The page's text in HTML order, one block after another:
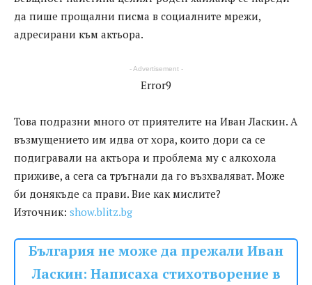
да пише прощални писма в социалните мрежи,
адресирани към актьора.
- Advertisement -
Error9
Това подразни много от приятелите на Иван Ласкин. А
възмущението им идва от хора, които дори са се
подигравали на актьора и проблема му с алкохола
приживе, а сега са тръгнали да го възхваляват. Може
би донякъде са прави. Вие как мислите?
Източник: show.blitz.bg
България не може да прежали Иван
Ласкин: Написаха стихотворение в